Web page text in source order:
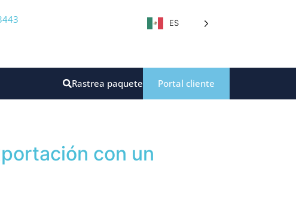
ES
Portal cliente
Rastrea paquete
con un